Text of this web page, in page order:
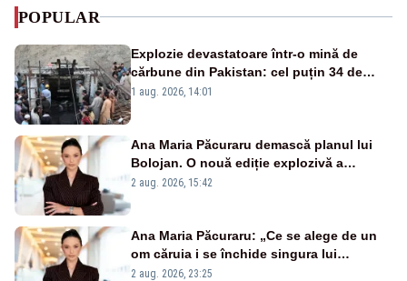
POPULAR
Explozie devastatoare într-o mină de
cărbune din Pakistan: cel puțin 34 de
morți - VIDEO
1 aug. 2026, 14:01
Ana Maria Păcuraru demască planul lui
Bolojan. O nouă ediție explozivă a
emisiunii „Miza Zilei” la Realitatea PLUS
2 aug. 2026, 15:42
Ana Maria Păcuraru: „Ce se alege de un
om căruia i se închide singura lui
portiță?”
2 aug. 2026, 23:25